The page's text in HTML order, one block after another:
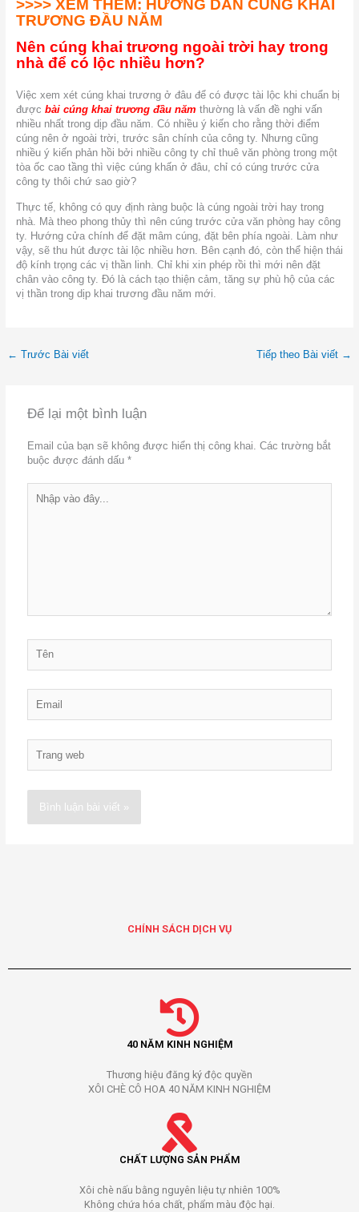
>>>> XEM THÊM: HƯỚNG DẪN CÚNG KHAI
TRƯƠNG ĐẦU NĂM
Nên cúng khai trương ngoài trời hay trong
nhà để có lộc nhiều hơn?
Việc xem xét cúng khai trương ở đâu để có được tài lộc khi chuẩn bị
được bài cúng khai trương đầu năm thường là vấn đề nghi vấn
nhiều nhất trong dịp đầu năm. Có nhiều ý kiến cho rằng thời điểm
cúng nên ở ngoài trời, trước sân chính của công ty. Nhưng cũng
nhiều ý kiến phản hồi bởi nhiều công ty chỉ thuê văn phòng trong một
tòa ốc cao tầng thì việc cúng khấn ở đâu, chỉ có cúng trước cửa
công ty thôi chứ sao giờ?
Thực tế, không có quy định ràng buộc là cúng ngoài trời hay trong
nhà. Mà theo phong thủy thì nên cúng trước cửa văn phòng hay công
ty. Hướng cửa chính để đặt mâm cúng, đặt bên phía ngoài. Làm như
vậy, sẽ thu hút được tài lộc nhiều hơn. Bên cạnh đó, còn thể hiện thái
độ kính trọng các vị thần linh. Chỉ khi xin phép rồi thì mới nên đặt
chân vào công ty. Đó là cách tạo thiện cảm, tăng sự phù hộ của các
vị thần trong dịp khai trương đầu năm mới.
← Trước Bài viết Tiếp theo Bài viết →
Để lại một bình luận
Email của bạn sẽ không được hiển thị công khai. Các trường bắt
buộc được đánh dấu*
vào
web
CHÍNH SÁCH DỊCH VỤ
40 NĂM KINH NGHIỆM
Thương hiệu đăng ký độc quyền
XÔI CHÈ CÔ HOA 40 NĂM KINH NGHIỆM
CHẤT LƯỢNG SẢN PHẨM
Xôi chè nấu bằng nguyên liệu tự nhiên 100%
Không chứa hóa chất, phẩm màu độc hại.